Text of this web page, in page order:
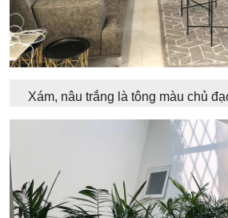
Xám, nâu trắng là tông màu chủ